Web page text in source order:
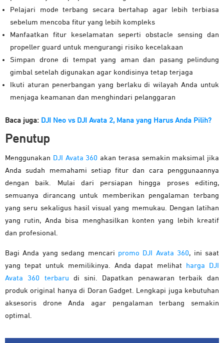
Pelajari mode terbang secara bertahap agar lebih terbiasa
sebelum mencoba fitur yang lebih kompleks
Manfaatkan fitur keselamatan seperti obstacle sensing dan
propeller guard untuk mengurangi risiko kecelakaan
Simpan drone di tempat yang aman dan pasang pelindung
gimbal setelah digunakan agar kondisinya tetap terjaga
Ikuti aturan penerbangan yang berlaku di wilayah Anda untuk
menjaga keamanan dan menghindari pelanggaran
Baca juga: DJI Neo vs DJI Avata 2, Mana yang Harus Anda Pilih?
Penutup
Menggunakan DJI Avata 360 akan terasa semakin maksimal jika
Anda sudah memahami setiap fitur dan cara penggunaannya
dengan baik. Mulai dari persiapan hingga proses editing,
semuanya dirancang untuk memberikan pengalaman terbang
yang seru sekaligus hasil visual yang memukau. Dengan latihan
yang rutin, Anda bisa menghasilkan konten yang lebih kreatif
dan profesional.
Bagi Anda yang sedang mencari promo DJI Avata 360, ini saat
yang tepat untuk memilikinya. Anda dapat melihat
harga DJI
Avata 360 terbaru di sini. Dapatkan penawaran terbaik dan
produk original hanya di Doran Gadget. Lengkapi juga kebutuhan
aksesoris drone Anda agar pengalaman terbang semakin
optimal.